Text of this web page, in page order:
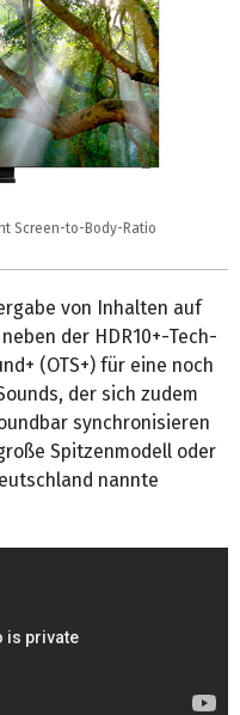
Screen-to-Body-Ratio
von Inhalten auf
der HDR10+-Tech­
(OTS+) für eine noch
der sich zudem
synchronisieren
Spitzenmodell oder
nannte